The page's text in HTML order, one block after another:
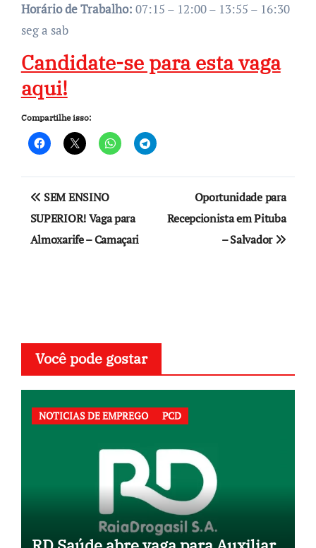
Horário de Trabalho: 07:15 – 12:00 – 13:55 – 16:30
seg a sab
Candidate-se para esta vaga
aqui!
Compartilhe isso:
Navegação
de
Post
SEM ENSINO
SUPERIOR! Vaga para
Almoxarife – Camaçari
Oportunidade para
Recepcionista em Pituba
– Salvador
Você pode gostar
NOTICIAS DE EMPREGO PCD